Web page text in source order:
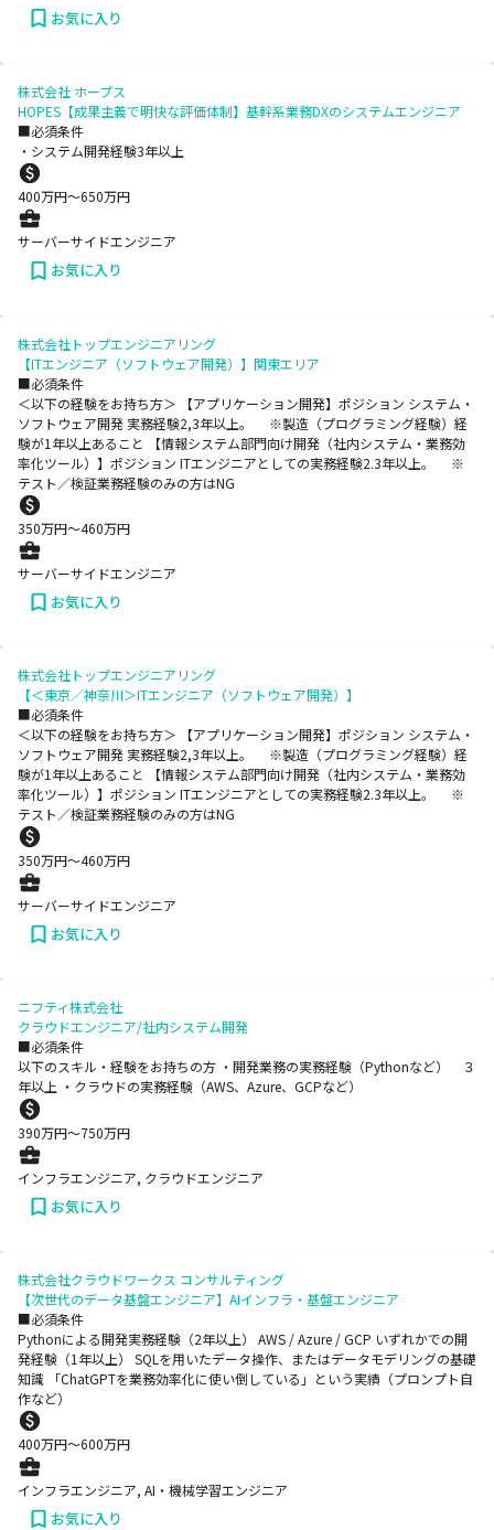
お気に入り
株式会社 ホープス
HOPES【成果主義で明快な評価体制】基幹系業務DXのシステムエンジニア
■必須条件
・システム開発経験3年以上
400万円〜650万円
サーバーサイドエンジニア
お気に入り
株式会社トップエンジニアリング
【ITエンジニア（ソフトウェア開発）】関東エリア
■必須条件
＜以下の経験をお持ち方＞ 【アプリケーション開発】ポジション システム・
ソフトウェア開発 実務経験2,3年以上。 ※製造（プログラミング経験）経
験が1年以上あること 【情報システム部門向け開発（社内システム・業務効
率化ツール）】ポジション ITエンジニアとしての実務経験2.3年以上。 ※
テスト／検証業務経験のみの方はNG
350万円〜460万円
サーバーサイドエンジニア
お気に入り
株式会社トップエンジニアリング
【＜東京／神奈川＞ITエンジニア（ソフトウェア開発）】
■必須条件
＜以下の経験をお持ち方＞ 【アプリケーション開発】ポジション システム・
ソフトウェア開発 実務経験2,3年以上。 ※製造（プログラミング経験）経
験が1年以上あること 【情報システム部門向け開発（社内システム・業務効
率化ツール）】ポジション ITエンジニアとしての実務経験2.3年以上。 ※
テスト／検証業務経験のみの方はNG
350万円〜460万円
サーバーサイドエンジニア
お気に入り
ニフティ株式会社
クラウドエンジニア/社内システム開発
■必須条件
以下のスキル・経験をお持ちの方 ・開発業務の実務経験（Pythonなど） ３
年以上 ・クラウドの実務経験（AWS、Azure、GCPなど）
390万円〜750万円
インフラエンジニア, クラウドエンジニア
お気に入り
株式会社クラウドワークス コンサルティング
【次世代のデータ基盤エンジニア】AIインフラ・基盤エンジニア
■必須条件
Pythonによる開発実務経験（2年以上） AWS / Azure / GCP いずれかでの開
発経験（1年以上） SQLを用いたデータ操作、またはデータモデリングの基礎
知識 「ChatGPTを業務効率化に使い倒している」という実績（プロンプト自
作など）
400万円〜600万円
インフラエンジニア, AI・機械学習エンジニア
お気に入り